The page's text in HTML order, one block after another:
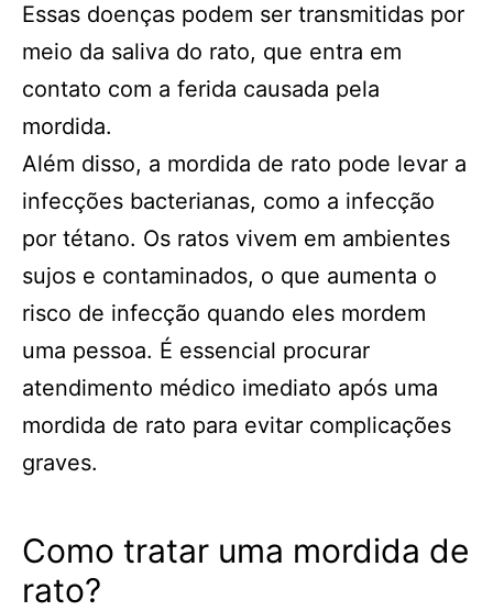
Essas doenças podem ser transmitidas por
meio da saliva do rato, que entra em
contato com a ferida causada pela
mordida.
Além disso, a mordida de rato pode levar a
infecções bacterianas, como a infecção
por tétano. Os ratos vivem em ambientes
sujos e contaminados, o que aumenta o
risco de infecção quando eles mordem
uma pessoa. É essencial procurar
atendimento médico imediato após uma
mordida de rato para evitar complicações
graves.
Como tratar uma mordida de
rato?